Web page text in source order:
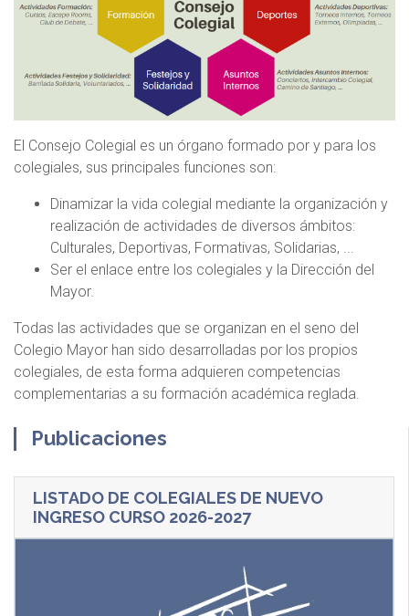
El Consejo Colegial es un órgano formado por y para los
colegiales, sus principales funciones son:
Dinamizar la vida colegial mediante la organización y
realización de actividades de diversos ámbitos:
Culturales, Deportivas, Formativas, Solidarias, ...
Ser el enlace entre los colegiales y la Dirección del
Mayor.
Todas las actividades que se organizan en el seno del
Colegio Mayor han sido desarrolladas por los propios
colegiales, de esta forma adquieren competencias
complementarias a su formación académica reglada.
Publicaciones
LISTADO DE COLEGIALES DE NUEVO
INGRESO CURSO 2026-2027